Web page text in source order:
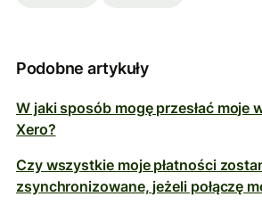
Podobne artykuły
W jaki sposób mogę przesłać moje
Xero?
Czy wszystkie moje płatności
zsynchronizowane, jeżeli połączę